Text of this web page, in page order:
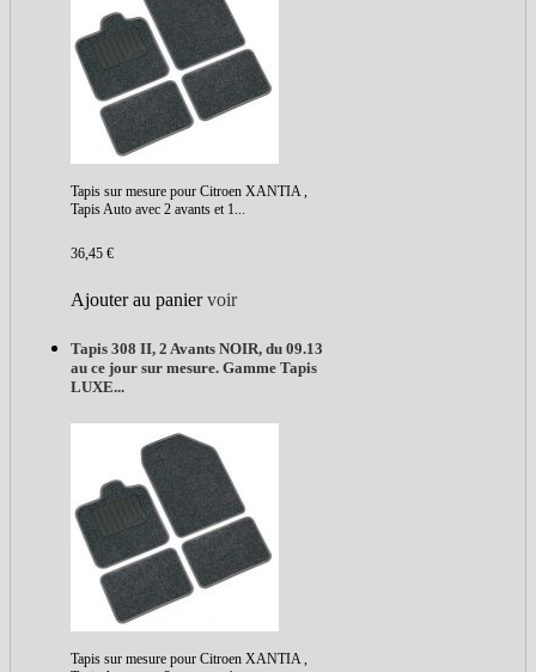
Tapis sur mesure pour Citroen XANTIA ,
Tapis Auto avec 2 avants et 1...
36,45 €
Ajouter au panier voir
Tapis 308 II, 2 Avants NOIR, du 09.13
au ce jour sur mesure. Gamme Tapis
LUXE...
Tapis sur mesure pour Citroen XANTIA ,